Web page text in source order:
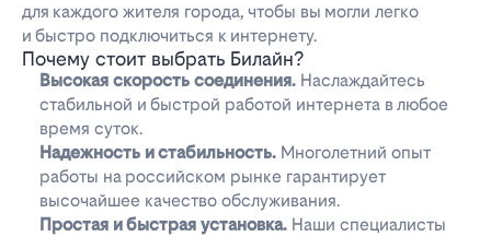
для каждого жителя города, чтобы вы могли легко
и быстро подключиться к интернету.
Почему стоит выбрать Билайн?
Высокая скорость соединения. Наслаждайтесь
стабильной и быстрой работой интернета в любое
время суток.
Надежность и стабильность. Многолетний опыт
работы на российском рынке гарантирует
высочайшее качество обслуживания.
Простая и быстрая установка. Наши специалисты